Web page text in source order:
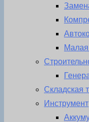
Малая
Складская
Инструмент